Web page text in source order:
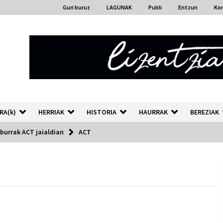
Guri buruz LAGUNAK Publi Entzun
HERRIAK HISTORIA HAURRAK BEREZIAK
ACT jaialdian ACT